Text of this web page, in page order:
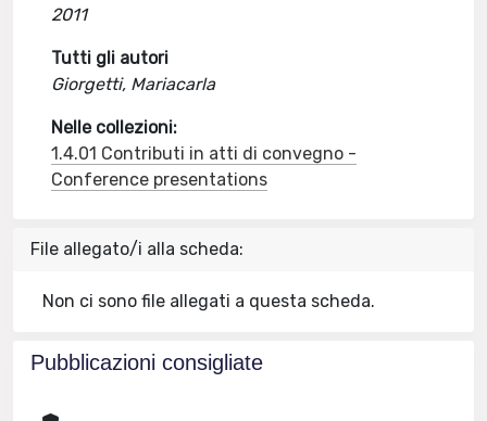
2011
Tutti gli autori
Giorgetti, Mariacarla
Nelle collezioni:
1.4.01 Contributi in atti di convegno -
Conference presentations
File allegato/i alla scheda:
Non ci sono file allegati a questa scheda.
Pubblicazioni consigliate